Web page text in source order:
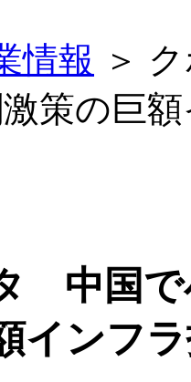
情報 ＞
策の巨額
中国で
インフ